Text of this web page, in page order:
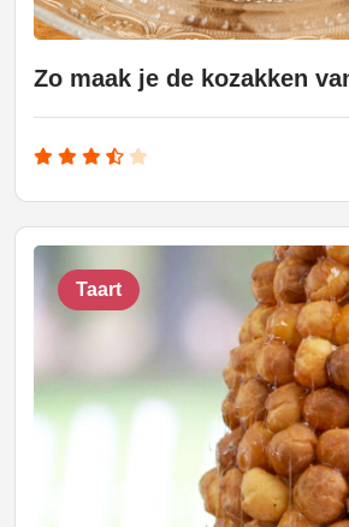
Zo maak je de kozakken
Taart